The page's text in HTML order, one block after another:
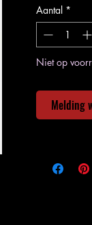
Aantal *
Niet op
Melding